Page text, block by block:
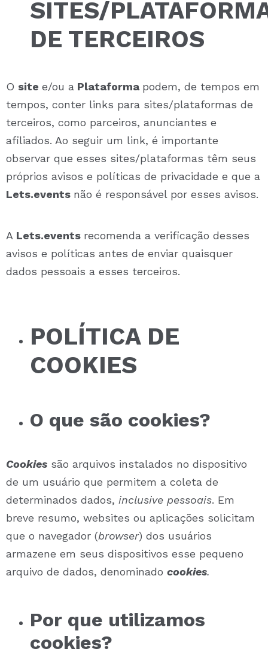
SITES/
DE TERCEIROS
O site e/ou a Plataforma podem, de tempos em
tempos, conter links para sites/plataformas de
terceiros, como parceiros, anunciantes e
afiliados. Ao seguir um link, é importante
observar que esses sites/plataformas têm seus
próprios avisos e políticas de privacidade e que a
Lets.events não é responsável ​​por esses avisos.
A Lets.events recomenda a verificação desses
avisos e políticas antes de enviar quaisquer
dados pessoais a esses terceiros.
POLÍTICA DE
COOKIES
O que são cookies?
Cookies são arquivos instalados no dispositivo
de um usuário que permitem a coleta de
determinados dados, inclusive pessoais. Em
breve resumo, websites ou aplicações solicitam
que o navegador (browser) dos usuários
armazene em seus dispositivos esse pequeno
arquivo de dados, denominado cookies.
Por que utilizamos
cookies?